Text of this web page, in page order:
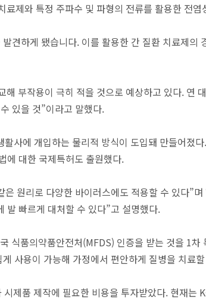
제와 특정 주파수 및 파형의 전류를 활용한 전
견하게 됐습니다. 이를 활용한 간 질환 치료제의
부작용이 극히 적을 것으로 예상하고 있다. 연
있을 것”이라고 말했다.
사에 개입하는 물리적 방식이 도입돼 만들어졌
에 대한 국제특허도 출원했다.
원리로 다양한 바이러스에도 적용할 수 있다”
발 빠르게 대처할 수 있다”고 설명했다.
식품의약품안전처(MFDS) 인증을 받는 것을 1
사용이 가능해 가정에서 편안하게 질병을 치료
제품 제작에 필요한 비용을 투자받았다. 현재